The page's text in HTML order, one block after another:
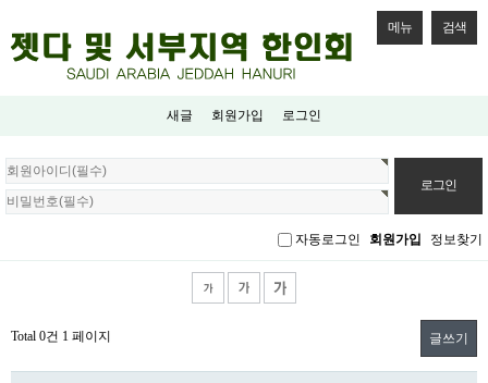
메뉴 검색
새글 회원가입 로그인
회
원
로
자동로그인 회원가입 정보찾기
Total 0건 1 페이지 글쓰기